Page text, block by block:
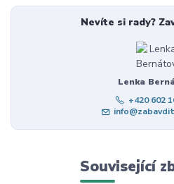
Nevíte si rady?
Lenka
+420 602
Související